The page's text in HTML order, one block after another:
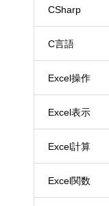
CSharp
C言語
Excel操作
Excel表示
Excel計算
Excel関数